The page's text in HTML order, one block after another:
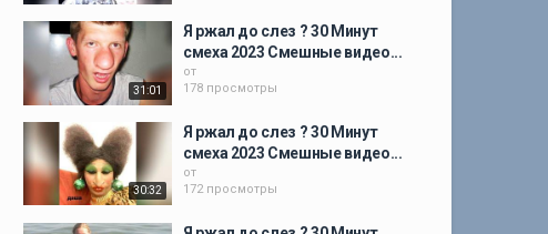
31:01
Я ржал до слез ? 30 Минут
смеха 2023 Смешные видео...
от
178 просмотры
30:32
Я ржал до слез ? 30 Минут
смеха 2023 Смешные видео...
от
172 просмотры